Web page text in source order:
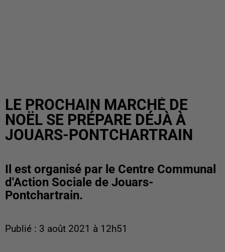
LE PROCHAIN MARCHÉ DE
NOËL SE PRÉPARE DÉJÀ À
JOUARS-PONTCHARTRAIN
Il est organisé par le Centre Communal
d'Action Sociale de Jouars-
Pontchartrain.
Publié : 3 août 2021 à 12h51